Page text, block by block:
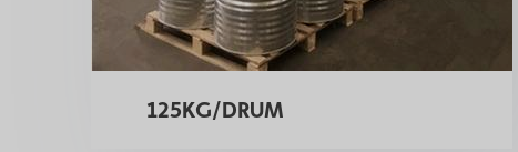
125KG/DRUM